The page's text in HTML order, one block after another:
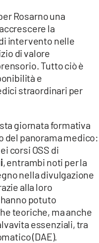
Rosarno una
la
intervento nelle
di valore
Tutto ciò è
e
straordinari per
giornata formativa
del panorama medico:
corsi OSS di
, entrambi noti per la
nella divulgazione
alla loro
potuto
teoriche, ma anche
essenziali, tra
(DAE).